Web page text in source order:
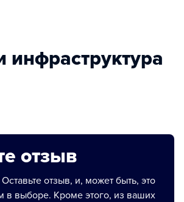
инфраструктура
отзыв
отзыв, и, может быть, это
в выборе. Кроме этого, из ваших